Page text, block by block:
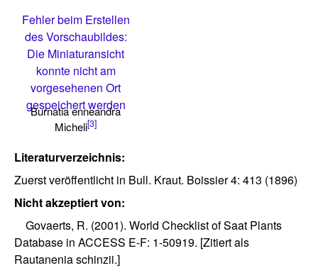
Fehler beim Erstellen
des Vorschaubildes:
Die Miniaturansicht
konnte nicht am
vorgesehenen Ort
gespeichert werden
Burnatia enneandra
Micheli[3]
Literaturverzeichnis:
Zuerst veröffentlicht in Bull. Kraut. Boissier 4: 413 (1896)
Nicht akzeptiert von:
Govaerts, R. (2001). World Checklist of Saat Plants
Database in ACCESS E-F: 1-50919. [Zitiert als
Rautanenia schinzii.]